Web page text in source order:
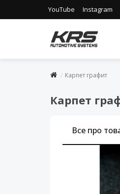
YouTube Instagram
Карпет графит
Карпет
Все про